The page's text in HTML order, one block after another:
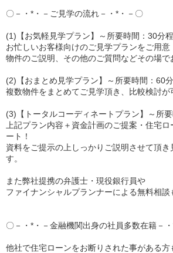
〇－・*・－ご見学の流れ－・*・－〇
(1)【お気軽見学プラン】～所要時間：30分
お忙しいお客様向けのご見学プランをご用意
物件のご説明、その他のご質問などその場で
(2)【おまとめ見学プラン】～所要時間：60
複数物件をまとめてご見学頂き、比較検討が
(3)【トータルコーディネートプラン】～所
上記プラン内容＋資金計画のご提案・住宅
ート！
資料をご提示の上しっかりご説明させて頂き
す。
また弊社提携の弁護士・現役銀行員や
ファイナンシャルプランナーによる無料相
〇－・*・－金融機関出身の社員多数在籍－
他社で住宅ローンをお断りされた事がある方